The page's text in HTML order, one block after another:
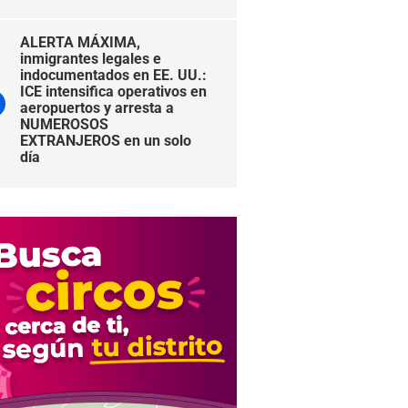
ALERTA MÁXIMA,
inmigrantes legales e
indocumentados en EE. UU.:
ICE intensifica operativos en
aeropuertos y arresta a
NUMEROSOS
EXTRANJEROS en un solo
día